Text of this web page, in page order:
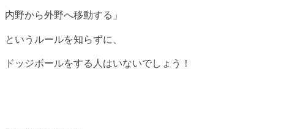
内野から外野へ移動する」
というルールを知らずに、
ドッジボールをする人はいないでしょう！